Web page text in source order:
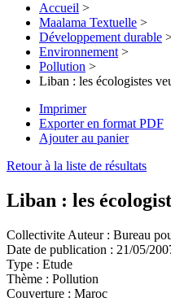
Accueil >
Maalama Textuelle >
Développement durable
Environnement>
Pollution >
Liban : les écologistes
Imprimer
Exporter en format PDF
Ajouter au panier
Retour à la liste de résultats
Liban : les
Collectivite Auteur : Bureau
Date de publication : 21/05/
Type : Etude
Thème : Pollution
Couverture : Maroc